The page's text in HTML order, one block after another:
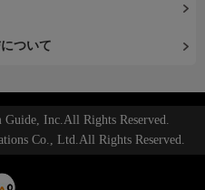
ついて
Inc.All Rights Reserved.
Co., Ltd.All Rights Reserved.